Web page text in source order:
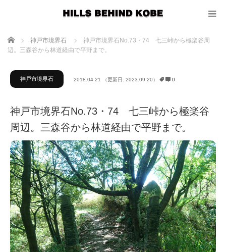
ホーム 神戸市境界石
神戸市境界石No.73・74 七三峠から極楽谷周
辺。三森谷から林道経由で平野まで。
神戸市境界石 2018.04.21 （更新日: 2023.09.20） 0
神戸市境界石No.73・74 七三峠から極楽谷
周辺。三森谷から林道経由で平野まで。